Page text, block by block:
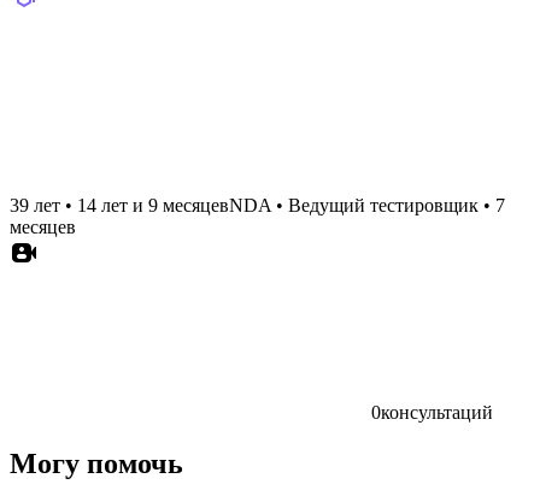
39 лет • 14 лет и 9 месяцевNDA • Ведущий тестировщик • 7
месяцев
0консультаций
Могу помочь